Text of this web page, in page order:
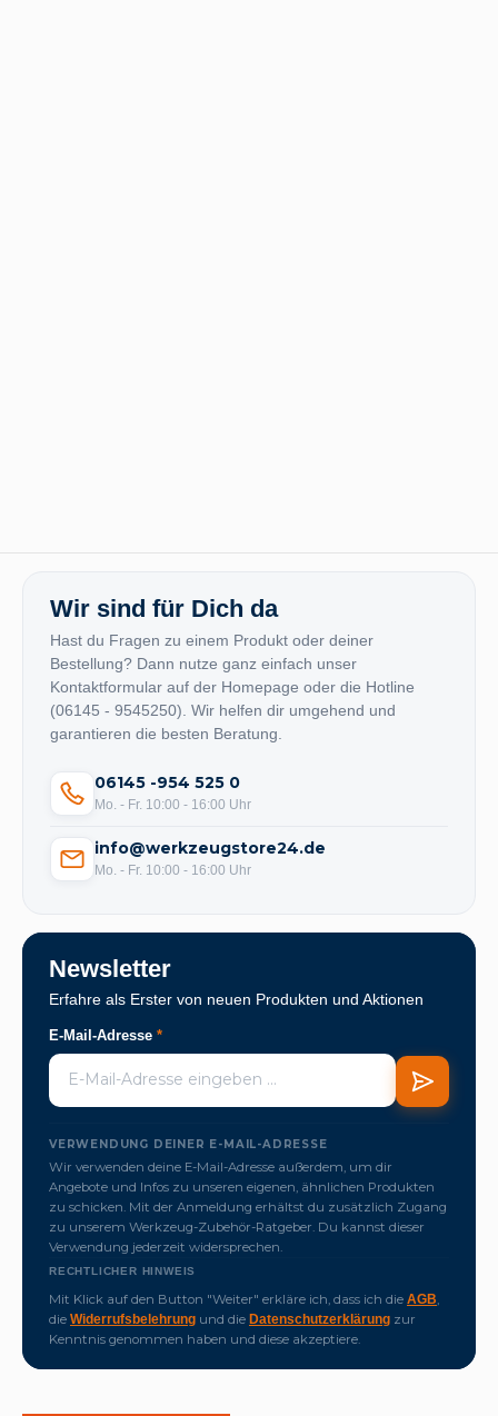
Wir sind für Dich da
Hast du Fragen zu einem Produkt oder deiner
Bestellung? Dann nutze ganz einfach unser
Kontaktformular auf der Homepage oder die Hotline
(06145 - 9545250). Wir helfen dir umgehend und
garantieren die besten Beratung.
06145 -954 525 0
Mo. - Fr. 10:00 - 16:00 Uhr
info@werkzeugstore24.de
Mo. - Fr. 10:00 - 16:00 Uhr
Newsletter
Erfahre als Erster von neuen Produkten und Aktionen
E-Mail-Adresse *
VERWENDUNG DEINER E-MAIL-ADRESSE
Wir verwenden deine E-Mail-Adresse außerdem, um dir
Angebote und Infos zu unseren eigenen, ähnlichen Produkten
zu schicken. Mit der Anmeldung erhältst du zusätzlich Zugang
zu unserem Werkzeug-Zubehör-Ratgeber. Du kannst dieser
Verwendung jederzeit widersprechen.
RECHTLICHER HINWEIS
Mit Klick auf den Button "Weiter" erkläre ich, dass ich die AGB
die Widerrufsbelehrung und die Datenschutzerklärung zur
Kenntnis genommen haben und diese akzeptiere.